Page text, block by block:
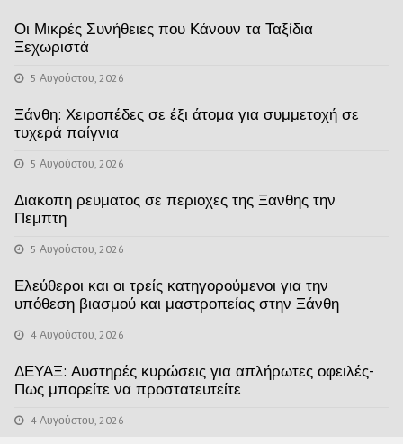
Οι Μικρές Συνήθειες που Κάνουν τα Ταξίδια
Ξεχωριστά
5 Αυγούστου, 2026
Ξάνθη: Χειροπέδες σε έξι άτομα για συμμετοχή σε
τυχερά παίγνια
5 Αυγούστου, 2026
Διακοπη ρευματος σε περιοχες της Ξανθης την
Πεμπτη
5 Αυγούστου, 2026
Ελεύθεροι και οι τρείς κατηγορούμενοι για την
υπόθεση βιασμού και μαστροπείας στην Ξάνθη
4 Αυγούστου, 2026
ΔΕΥΑΞ: Αυστηρές κυρώσεις για απλήρωτες οφειλές-
Πως μπορείτε να προστατευτείτε
4 Αυγούστου, 2026